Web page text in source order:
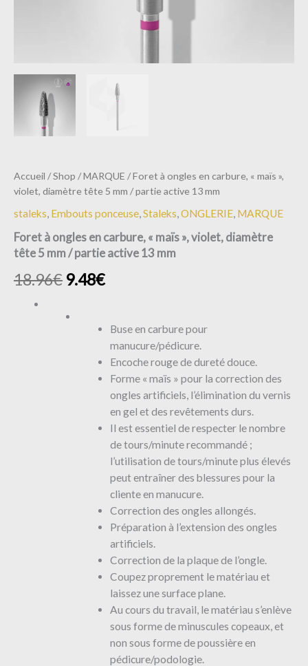
Accueil /Shop /MARQUE / Foret à ongles en carbure, « maïs »,
violet, diamètre tête 5 mm / partie active 13 mm
staleks, Embouts ponceuse,Staleks,ONGLERIE, MARQUE
Foret à ongles en carbure, « maïs », violet, diamètre
tête 5 mm / partie active 13 mm
18.96€ 9.48€
Buse en carbure pour
manucure/pédicure.
Encoche rouge de dureté douce.
Forme « maïs » pour la correction des
ongles artificiels, l’élimination du vernis
en gel et des revêtements durs.
Il est essentiel de respecter le nombre
de tours/minute recommandé ;
l’utilisation de tours/minute plus élevés
peut entraîner des blessures pour la
cliente en manucure.
Correction des ongles allongés.
Préparation à l’extension des ongles
artificiels.
Correction de la plaque de l’ongle.
Coupez proprement le matériau et
laissez une surface plane.
Au cours du travail, le matériau s’enlève
sous forme de minuscules copeaux, et
non sous forme de poussière en
pédicure/podologie.